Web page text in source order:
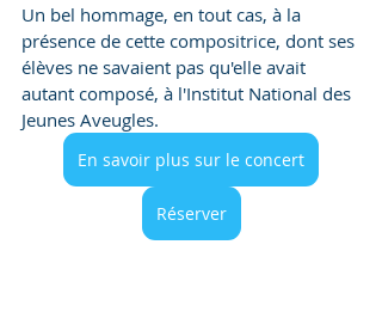
Un bel hommage, en tout cas, à la
présence de cette compositrice, dont ses
élèves ne savaient pas qu'elle avait
autant composé, à l'Institut National des
Jeunes Aveugles.
En savoir plus sur le concert
Réserver